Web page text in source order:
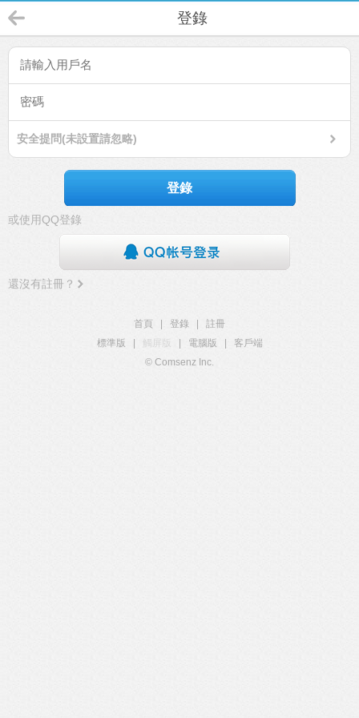
登錄
安全提問(未設置請忽略)
登錄
或使用QQ登錄
還沒有註冊？
首頁 登錄
註冊
標準版
觸屏版 電腦版
客戶端
© Comsenz Inc.